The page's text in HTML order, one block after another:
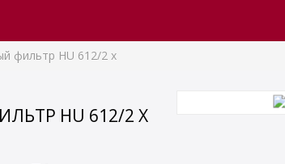
фильтр HU 612/2 x
HU 612/2 X